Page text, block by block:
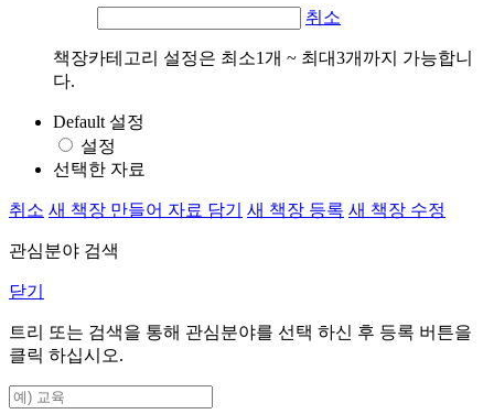
취소
책장카테고리 설정은 최소1개 ~ 최대3개까지 가능합니
다.
Default 설정
설정
선택한 자료
취소 새 책장 만들어 자료 담기 새 책장 등록 새 책장 수정
관심분야 검색
닫기
트리 또는 검색을 통해 관심분야를 선택 하신 후 등록 버튼을
클릭 하십시오.